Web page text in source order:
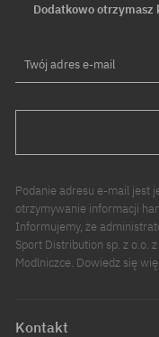
Dodatkowo otrzymasz
Twój adres e-mail
Podanie adresu e-mail jest
otrzymywanie informacji
Informujemy, że
Sport Distribution sp. z o.o.
Modlniczce. Dowiedz się
Kontakt